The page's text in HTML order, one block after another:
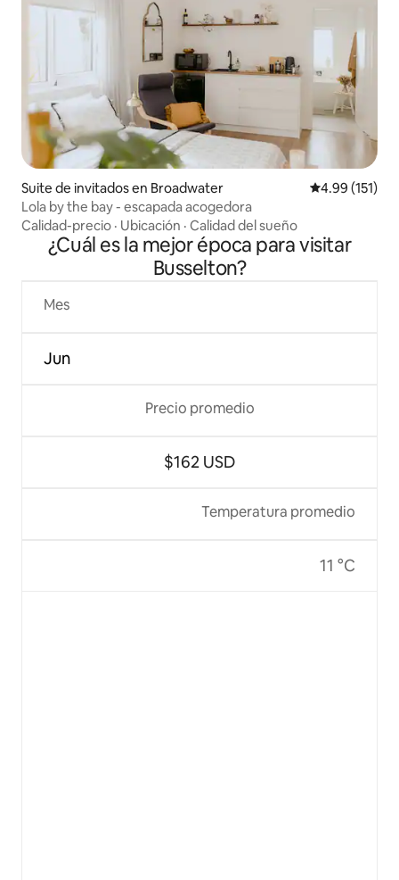
Suite de invitados en Broadwater Calificación
4.99 (151)
Lola by the bay - escapada acogedora
Calidad-precio · Ubicación · Calidad del sueño
¿Cuál es la mejor época para visitar
Busselton?
Mes
Jun
Precio promedio
$162 USD
Temperatura promedio
11 °C